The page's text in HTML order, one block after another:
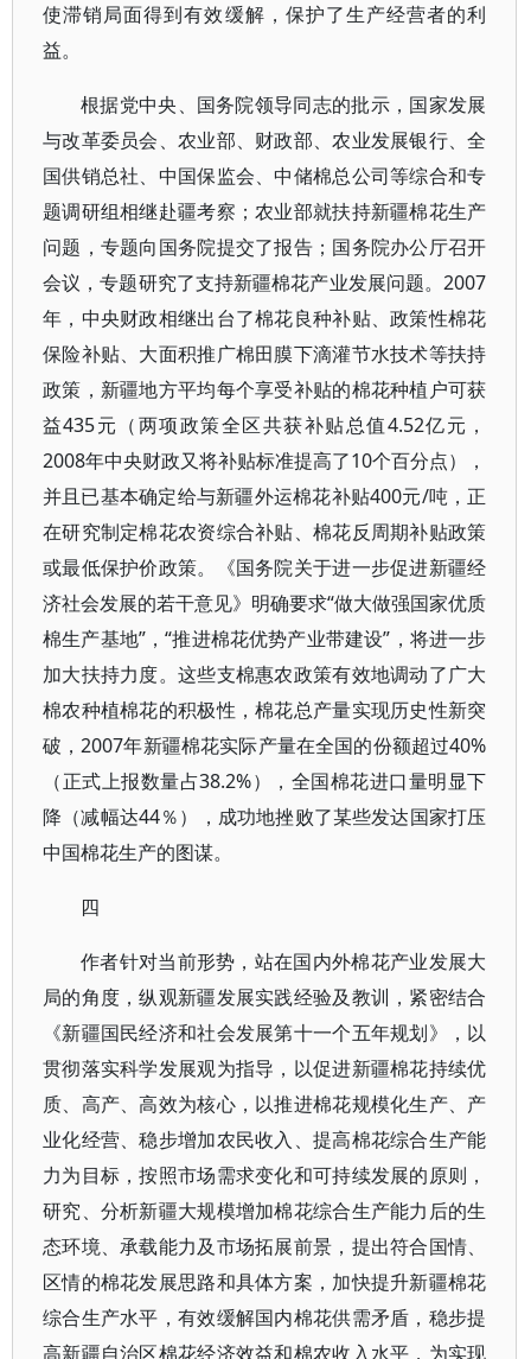
使滞销局面得到有效缓解，保护了生产经营者的利
益。
根据党中央、国务院领导同志的批示，国家发展
与改革委员会、农业部、财政部、农业发展银行、全
国供销总社、中国保监会、中储棉总公司等综合和专
题调研组相继赴疆考察；农业部就扶持新疆棉花生产
问题，专题向国务院提交了报告；国务院办公厅召开
会议，专题研究了支持新疆棉花产业发展问题。2007
年，中央财政相继出台了棉花良种补贴、政策性棉花
保险补贴、大面积推广棉田膜下滴灌节水技术等扶持
政策，新疆地方平均每个享受补贴的棉花种植户可获
益435元（两项政策全区共获补贴总值4.52亿元，
2008年中央财政又将补贴标准提高了10个百分点），
并且已基本确定给与新疆外运棉花补贴400元/吨，正
在研究制定棉花农资综合补贴、棉花反周期补贴政策
或最低保护价政策。《国务院关于进一步促进新疆经
济社会发展的若干意见》明确要求“做大做强国家优质
棉生产基地”，“推进棉花优势产业带建设”，将进一步
加大扶持力度。这些支棉惠农政策有效地调动了广大
棉农种植棉花的积极性，棉花总产量实现历史性新突
破，2007年新疆棉花实际产量在全国的份额超过40%
（正式上报数量占38.2%），全国棉花进口量明显下
降（减幅达44％），成功地挫败了某些发达国家打压
中国棉花生产的图谋。
四
作者针对当前形势，站在国内外棉花产业发展大
局的角度，纵观新疆发展实践经验及教训，紧密结合
《新疆国民经济和社会发展第十一个五年规划》，以
贯彻落实科学发展观为指导，以促进新疆棉花持续优
质、高产、高效为核心，以推进棉花规模化生产、产
业化经营、稳步增加农民收入、提高棉花综合生产能
力为目标，按照市场需求变化和可持续发展的原则，
研究、分析新疆大规模增加棉花综合生产能力后的生
态环境、承载能力及市场拓展前景，提出符合国情、
区情的棉花发展思路和具体方案，加快提升新疆棉花
综合生产水平，有效缓解国内棉花供需矛盾，稳步提
高新疆自治区棉花经济效益和棉农收入水平，为实现